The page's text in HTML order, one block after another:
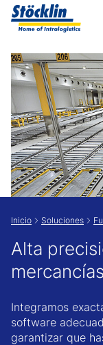
Show
Inicio Soluciones
Alta
mercancías
Integramos
software
garantizar que